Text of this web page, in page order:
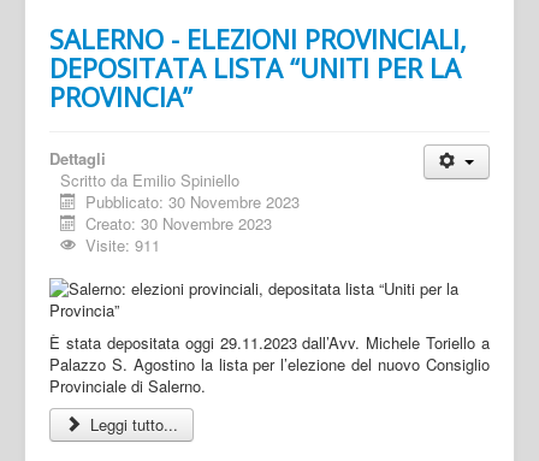
SALERNO - ELEZIONI PROVINCIALI,
DEPOSITATA LISTA “UNITI PER LA
PROVINCIA”
Dettagli
Scritto da Emilio Spiniello
Pubblicato: 30 Novembre 2023
Creato: 30 Novembre 2023
Visite: 911
È stata depositata oggi 29.11.2023 dall’Avv. Michele Toriello a
Palazzo S. Agostino la lista per l’elezione del nuovo Consiglio
Provinciale di Salerno.
Leggi tutto...